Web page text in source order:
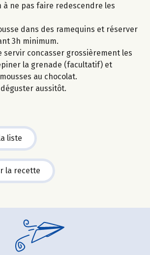
ne pas faire redescendre les
dans des ramequins et réserver
3h minimum.
servir concasser grossièrement les
la grenade (facultatif) et
au chocolat.
aussitôt.
liste
la recette